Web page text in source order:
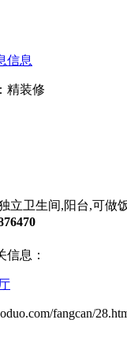
信息
精装修
立卫生间,阳台,可做
信息：
fangcan/